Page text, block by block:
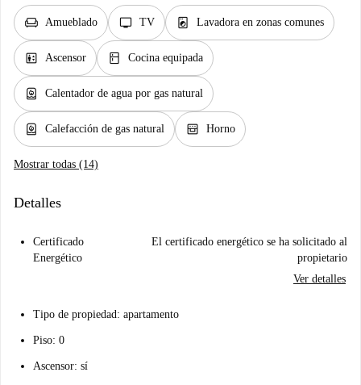
chair Amueblado tv TV local_laundry_service Lavadora en zonas comunes
elevator Ascensor kitchen Cocina equipada
water_heater Calentador de agua por gas natural
water_heater Calefacción de gas natural oven_gen Horno
Mostrar todas (14)
Detalles
Certificado
Energético
El certificado energético se ha solicitado al
propietario
Ver detalles
Tipo de propiedad: apartamento
Piso: 0
Ascensor: sí